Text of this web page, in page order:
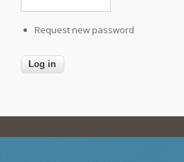
Request new password